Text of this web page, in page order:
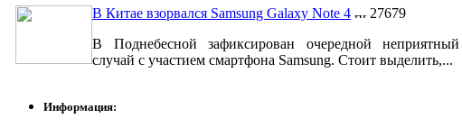
В Китае взорвался Samsung Galaxy Note 4
27679
В Поднебесной зафиксирован очередной неприятный
случай с участием смартфона Samsung. Стоит выделить,...
Информация: